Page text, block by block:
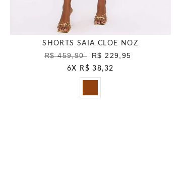
SHORTS SAIA CLOE NOZ
R$ 459,90 R$ 229,95
6X R$ 38,32